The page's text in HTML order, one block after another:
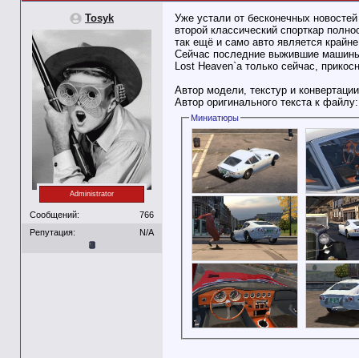
Tosyk
Administrator
Сообщений:
766
Репутация:
N/A
Уже устали от бесконечных
второй классический спорткар
так ещё и само авто является
Сейчас последние выжившие машины
Lost Heaven`а только сейчас,
Автор модели, текстур и
Автор оригинального текста к
Миниатюры